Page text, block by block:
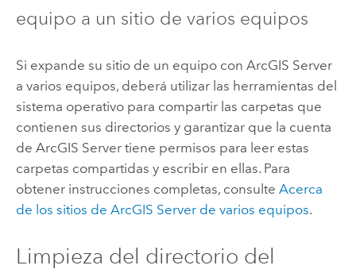
equipo a un sitio de varios equipos
Si expande su sitio de un equipo con ArcGIS Server
a varios equipos, deberá utilizar las herramientas del
sistema operativo para compartir las carpetas que
contienen sus directorios y garantizar que la cuenta
de ArcGIS Servertiene permisos para leer estas
carpetas compartidas y escribir en ellas. Para
obtener instrucciones completas, consulte Acerca
de los sitios de ArcGIS Serverde varios equipos.
Limpieza del directorio del